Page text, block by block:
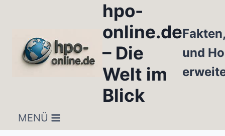
hpo-
online.de
– Die
Welt im
Blick
und
MENÜ